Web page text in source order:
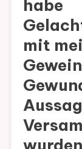
habe
mit